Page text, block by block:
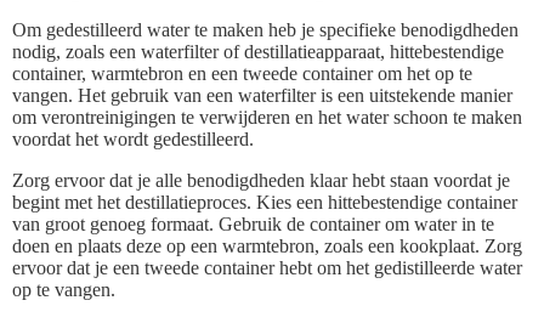
Om gedestilleerd water te maken heb je specifieke benodigdheden
nodig, zoals een waterfilter of destillatieapparaat, hittebestendige
container, warmtebron en een tweede container om het op te
vangen. Het gebruik van een waterfilter is een uitstekende manier
om verontreinigingen te verwijderen en het water schoon te maken
voordat het wordt gedestilleerd.
Zorg ervoor dat je alle benodigdheden klaar hebt staan voordat je
begint met het destillatieproces. Kies een hittebestendige container
van groot genoeg formaat. Gebruik de container om water in te
doen en plaats deze op een warmtebron, zoals een kookplaat. Zorg
ervoor dat je een tweede container hebt om het gedistilleerde water
op te vangen.